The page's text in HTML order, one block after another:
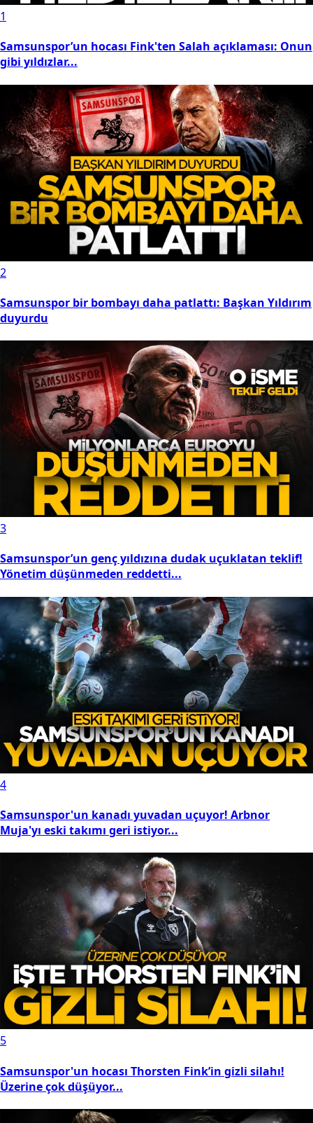
1
Samsunspor’un hocası Fink'ten Salah açıklaması: Onun
gibi yıldızlar...
2
Samsunspor bir bombayı daha patlattı: Başkan Yıldırım
duyurdu
3
Samsunspor’un genç yıldızına dudak uçuklatan teklif!
Yönetim düşünmeden reddetti...
4
Samsunspor'un kanadı yuvadan uçuyor! Arbnor
Muja'yı eski takımı geri istiyor...
5
Samsunspor'un hocası Thorsten Fink’in gizli silahı!
Üzerine çok düşüyor...